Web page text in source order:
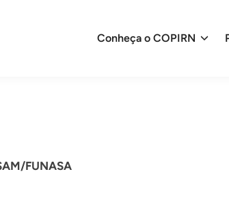
Conheça o COPIRN
FUNASA